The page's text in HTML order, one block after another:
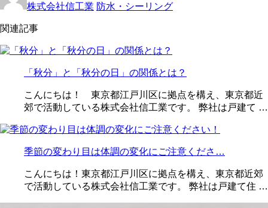
株式会社信工業 防水・シーリング
関連記事
「秋分」と「秋分の日」の関係とは？
こんにちは！ 東京都江戸川区に拠点を構え、東京都近
郊で活動している株式会社信工業です。 弊社は戸建て …
季節の変わり目は体調の変化にご注意くださ…
こんにちは！東京都江戸川区に拠点を構え、東京都近郊
で活動している株式会社信工業です。 弊社は戸建て住 …